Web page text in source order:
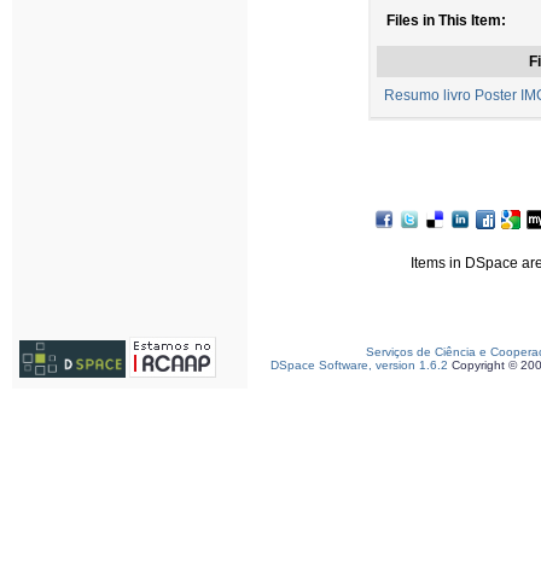
Files in This Item:
Resumo livro Poster
Items in DSpace
Serviços de Ciência e
DSpace Software, version 1.6.2 Copyright ©